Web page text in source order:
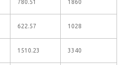
780.51 1860
622.57 1028
1510.23 3340